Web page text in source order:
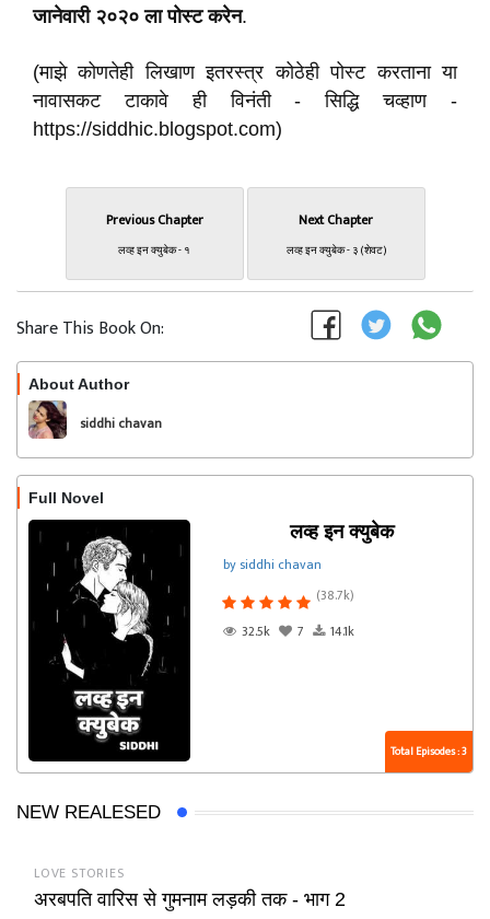
जानेवारी २०२० ला पोस्ट करेन.
(माझे कोणतेही लिखाण इतरस्त्र कोठेही पोस्ट करताना या
नावासकट टाकावे ही विनंती - सिद्धि चव्हाण -
https://siddhic.blogspot.com)
Previous Chapter
लव्ह इन क्युबेक - १
Next Chapter
लव्ह इन क्युबेक - ३ (शेवट)
Share This Book On:
About Author
siddhi chavan
Full Novel
लव्ह इन क्युबेक
by siddhi chavan
(38.7k)
32.5k
7 14.1k
Total Episodes : 3
NEW REALESED
LOVE STORIES
अरबपति वारिस से गुमनाम लड़की तक - भाग 2